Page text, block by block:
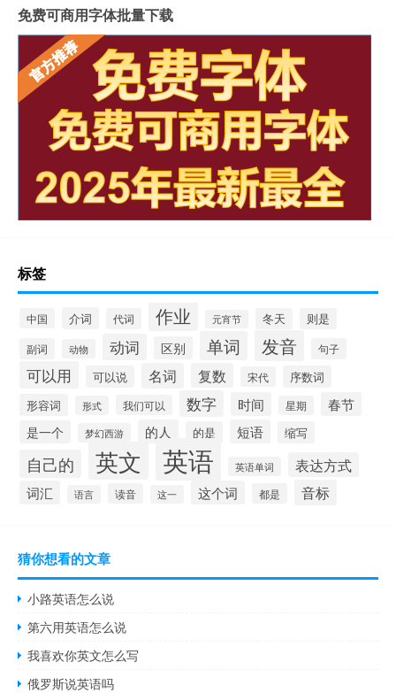
免费可商用字体批量下载
标签
中国 介词 代词 作业 元宵节 冬天
则是
副词
动物 动词 区别 单词 发音 句子
可以用 可以说 名词 复数 宋代
序数词
形容词
形式 我们可以 数字 时间 星期 春节
是一个 梦幻西游 的人 的是 短语 缩写
自己的 英文 英语 英语单词 表达方式
词汇 语言 读音 这一 这个词 都是 音标
猜你想看的文章
小路英语怎么说
第六用英语怎么说
我喜欢你英文怎么写
俄罗斯说英语吗